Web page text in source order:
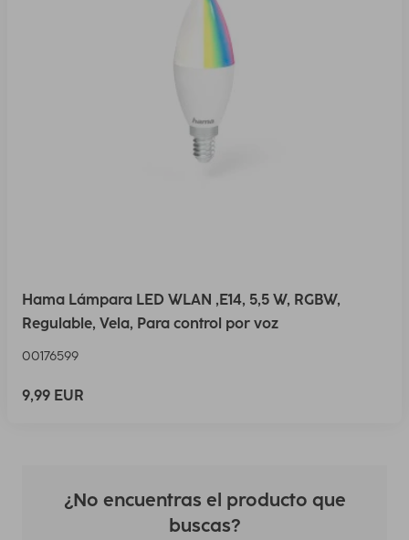
Hama Lámpara LED WLAN ,E14, 5,5 W, RGBW,
Regulable, Vela, Para control por voz
00176599
9,99 EUR
¿No encuentras el producto que
buscas?